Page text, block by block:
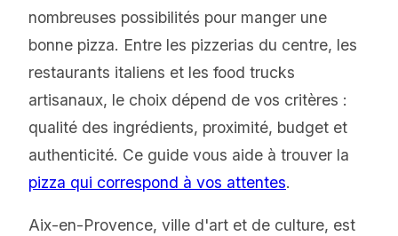
nombreuses possibilités pour manger une
bonne pizza. Entre les pizzerias du centre, les
restaurants italiens et les food trucks
artisanaux, le choix dépend de vos critères :
qualité des ingrédients, proximité, budget et
authenticité. Ce guide vous aide à trouver la
pizza qui correspond à vos attentes.
Aix-en-Provence, ville d'art et de culture, est